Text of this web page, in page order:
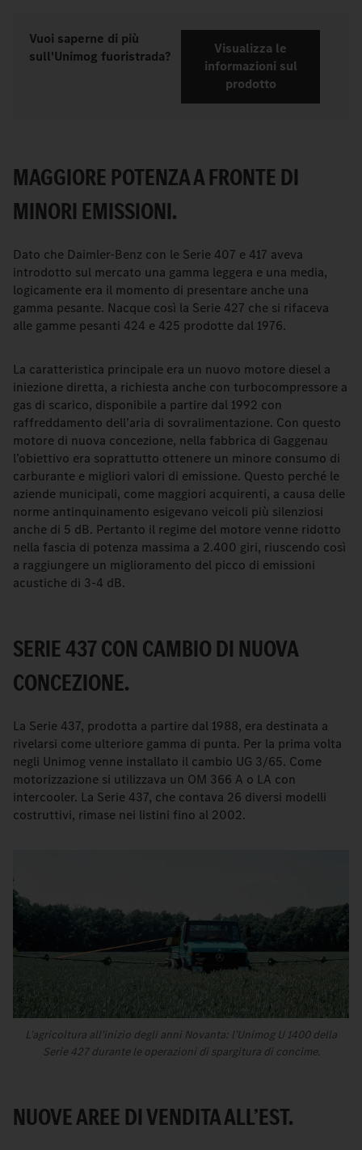
Vuoi saperne di più
sull'Unimog fuoristrada?
Visualizza le
informazioni sul
prodotto
MAGGIORE POTENZA A FRONTE DI
MINORI EMISSIONI.
Dato che Daimler-Benz con le Serie 407 e 417 aveva
introdotto sul mercato una gamma leggera e una media,
logicamente era il momento di presentare anche una
gamma pesante. Nacque così la Serie 427 che si rifaceva
alle gamme pesanti 424 e 425 prodotte dal 1976.
La caratteristica principale era un nuovo motore diesel a
iniezione diretta, a richiesta anche con turbocompressore a
gas di scarico, disponibile a partire dal 1992 con
raffreddamento dell’aria di sovralimentazione. Con questo
motore di nuova concezione, nella fabbrica di Gaggenau
l’obiettivo era soprattutto ottenere un minore consumo di
carburante e migliori valori di emissione. Questo perché le
aziende municipali, come maggiori acquirenti, a causa delle
norme antinquinamento esigevano veicoli più silenziosi
anche di 5 dB. Pertanto il regime del motore venne ridotto
nella fascia di potenza massima a 2.400 giri, riuscendo così
a raggiungere un miglioramento del picco di emissioni
acustiche di 3-4 dB.
SERIE 437 CON CAMBIO DI NUOVA
CONCEZIONE.
La Serie 437, prodotta a partire dal 1988, era destinata a
rivelarsi come ulteriore gamma di punta. Per la prima volta
negli Unimog venne installato il cambio UG 3/65. Come
motorizzazione si utilizzava un OM 366 A o LA con
intercooler. La Serie 437, che contava 26 diversi modelli
costruttivi, rimase nei listini fino al 2002.
L’agricoltura all’inizio degli anni Novanta: l’Unimog U 1400 della
Serie 427 durante le operazioni di spargitura di concime.
NUOVE AREE DI VENDITA ALL’EST.